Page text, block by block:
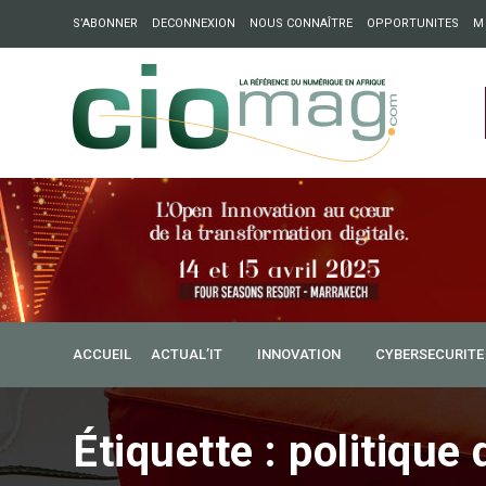
S’ABONNER DECONNEXION NOUS CONNAÎTRE OPPORTUNITES M
: Partech Shaker lance Chapter54 pour créer des
ACCUEIL ACTUAL’IT INNOVATION CYBERSECURITE
Étiquette : politique